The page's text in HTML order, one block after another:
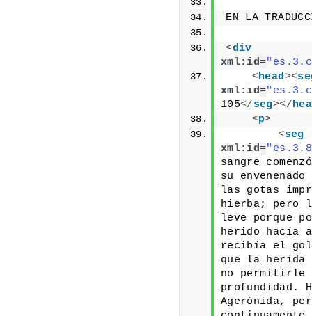
EN LA
<div
xml:id=
<head><
xml:id=
105</seg></
<p>
<seg
xml:id=
sangre
su
las gotas
hierba; pero
leve porque
herido hacía
recibía el
que la herida
no permitirle
profundidad.
Agerónida,